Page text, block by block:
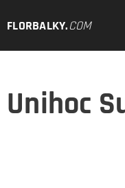
FLORBALKY.COM
Unihoc